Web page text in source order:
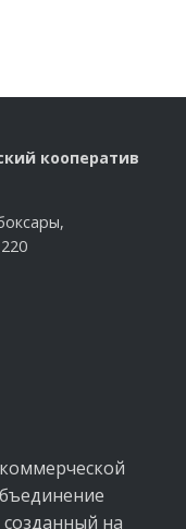
кооператив
на